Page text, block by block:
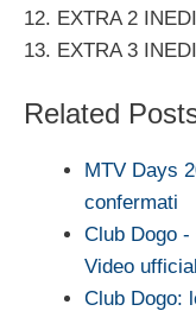
12. EXTRA 2
13. EXTRA 3
Related
MTV Days
confermati
Club Dogo
Video
Club Dogo: